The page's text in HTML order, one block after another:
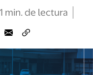
min. de lectura